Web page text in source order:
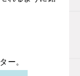
ー。